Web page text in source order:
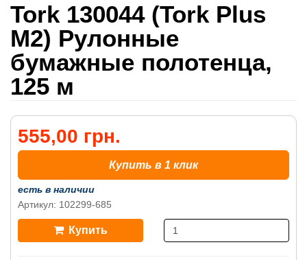
Tork 130044 (Tork Plus
M2) Рулонные
бумажные полотенца,
125 м
555,00 грн.
Купить в 1 клик
есть в наличии
Артикул: 102299-685
Купить